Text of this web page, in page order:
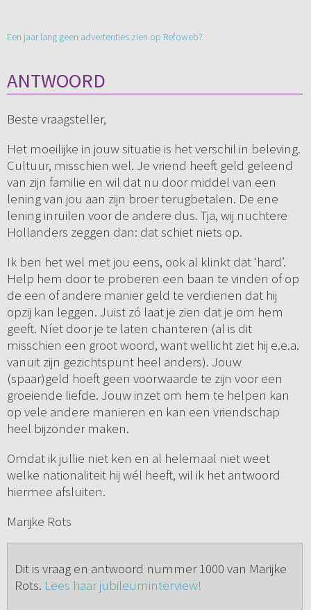
Een jaar lang geen advertenties zien op Refoweb?
ANTWOORD
Beste vraagsteller,
Het moeilijke in jouw situatie is het verschil in beleving.
Cultuur, misschien wel. Je vriend heeft geld geleend
van zijn familie en wil dat nu door middel van een
lening van jou aan zijn broer terugbetalen. De ene
lening inruilen voor de andere dus. Tja, wij nuchtere
Hollanders zeggen dan: dat schiet niets op.
Ik ben het wel met jou eens, ook al klinkt dat ‘hard’.
Help hem door te proberen een baan te vinden of op
de een of andere manier geld te verdienen dat hij
opzij kan leggen. Juist zó laat je zien dat je om hem
geeft. Níet door je te laten chanteren (al is dit
misschien een groot woord, want wellicht ziet hij e.e.a.
vanuit zijn gezichtspunt heel anders). Jouw
(spaar)geld hoeft geen voorwaarde te zijn voor een
groeiende liefde. Jouw inzet om hem te helpen kan
op vele andere manieren en kan een vriendschap
heel bijzonder maken.
Omdat ik jullie niet ken en al helemaal niet weet
welke nationaliteit hij wél heeft, wil ik het antwoord
hiermee afsluiten.
Marijke Rots
Dit is vraag en antwoord nummer 1000 van Marijke
Rots. Lees haar jubileuminterview!